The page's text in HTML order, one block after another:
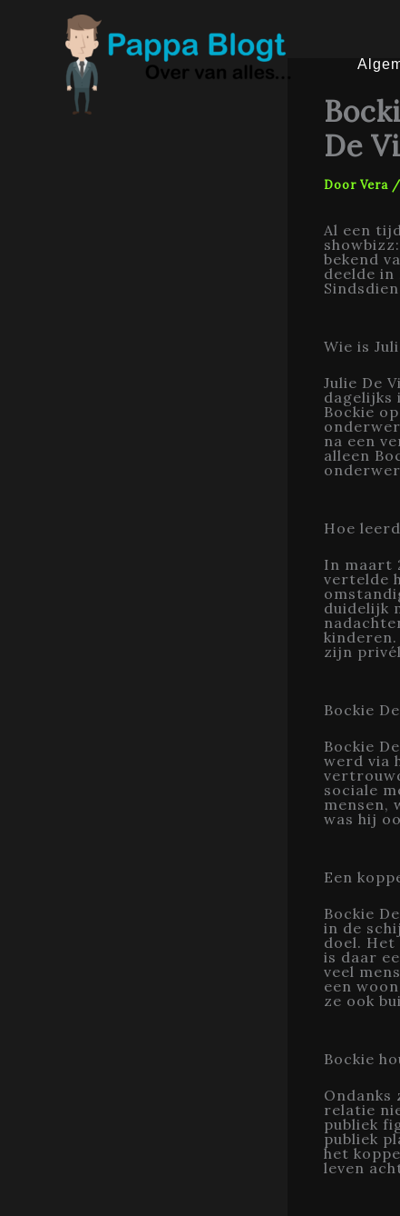
De
Door Vera /
Al een
bekend
deelde
Wie is
Julie De
dagelijks
Bockie
na een
alleen
Hoe
In maart
vertelde
duidelijk
zijn
Bockie
Bockie
werd via
sociale
mensen,
was hij
Een
Bockie
in de
doel.
is daar
veel
een
ze ook
Bockie
Ondanks
relatie
publiek
publiek
het
leven